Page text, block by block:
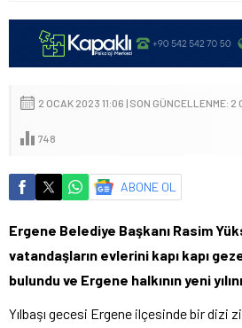
2 OCAK 2023 11:06 | SON GÜNCELLENME: 2
748
ABONE OL
Ergene Belediye Başkanı Rasim
vatandaşların evlerini kapı kapı
bulundu ve Ergene halkının yeni
Yılbaşı gecesi Ergene ilçesinde bir dizi